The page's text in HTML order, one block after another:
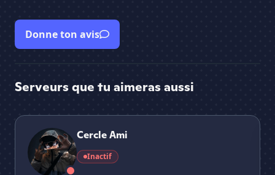
Donne ton avis
Serveurs que tu aimeras aussi
Cercle Ami
Cercle Ami
Inactif